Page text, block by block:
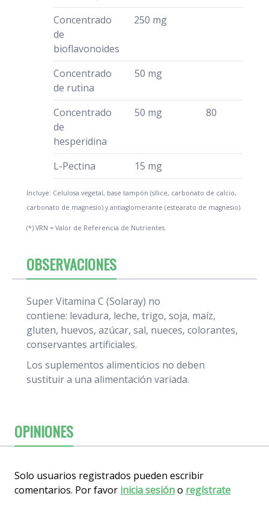
Concentrado
de
bioflavonoides
250 mg
Concentrado
de rutina
50 mg
Concentrado
de
hesperidina
50 mg 80
L-Pectina 15 mg
Incluye: Celulosa vegetal, base tampón (sílice, carbonato de calcio,
carbonato de magnesio) y antiaglomerante (estearato de magnesio).
(*) VRN = Valor de Referencia de Nutrientes.
OBSERVACIONES
Super Vitamina C (Solaray) no
contiene: levadura, leche, trigo, soja, maíz,
gluten, huevos, azúcar, sal, nueces, colorantes,
conservantes artificiales.
Los suplementos alimenticios no deben
sustituir a una alimentación variada.
OPINIONES
Solo usuarios registrados pueden escribir
comentarios. Por favor inicia sesióno regístrate